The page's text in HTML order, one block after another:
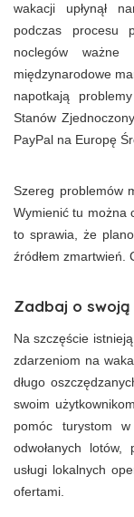
wakacji upłynął
podczas procesu
noclegów
międzynarodowe
napotkają
Stanów
PayPal na Europę
Szereg problemów
Wymienić tu można
to sprawia, że
źródłem zmartwień.
Zadbaj o
Na szczęście
zdarzeniom na
długo
swoim
pomóc turystom
odwołanych
usługi lokalnych
ofertami.